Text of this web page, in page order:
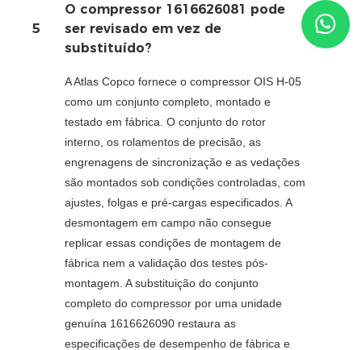
5
O compressor 1616626081 pode
ser revisado em vez de
substituído?
A Atlas Copco fornece o compressor OIS H-05
como um conjunto completo, montado e
testado em fábrica. O conjunto do rotor
interno, os rolamentos de precisão, as
engrenagens de sincronização e as vedações
são montados sob condições controladas, com
ajustes, folgas e pré-cargas especificados. A
desmontagem em campo não consegue
replicar essas condições de montagem de
fábrica nem a validação dos testes pós-
montagem. A substituição do conjunto
completo do compressor por uma unidade
genuína 1616626090 restaura as
especificações de desempenho de fábrica e